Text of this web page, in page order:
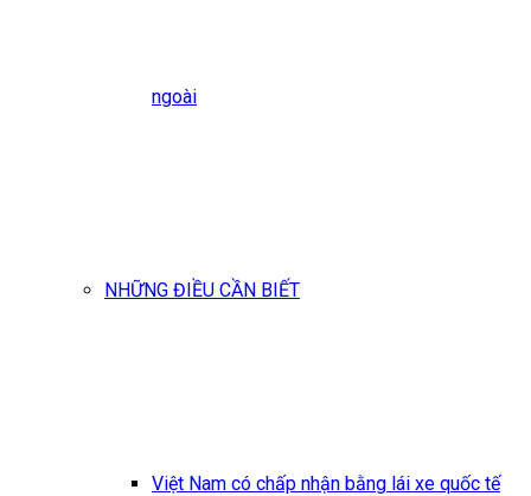
ngoài
NHỮNG ĐIỀU CẦN BIẾT
Việt Nam có chấp nhận bằng lái xe quốc tế